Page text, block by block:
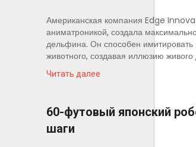
Американская компания Edge
аниматроникой, создала
дельфина. Он способен имитировать
животного, создавая иллюзию
Читать далее
60-футовый японский
шаги